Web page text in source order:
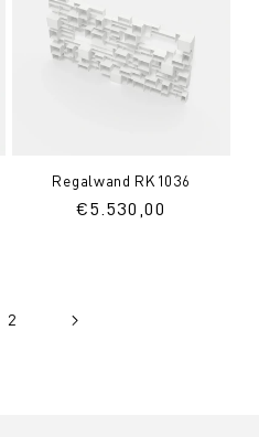
Regalwand RK1036
Normaler
€5.530,00
2